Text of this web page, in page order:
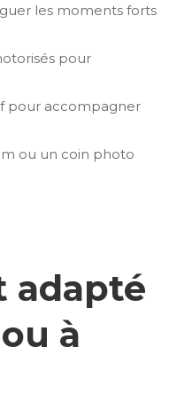
les moments forts
pour
pour accompagner
ou un coin photo
adapté
à